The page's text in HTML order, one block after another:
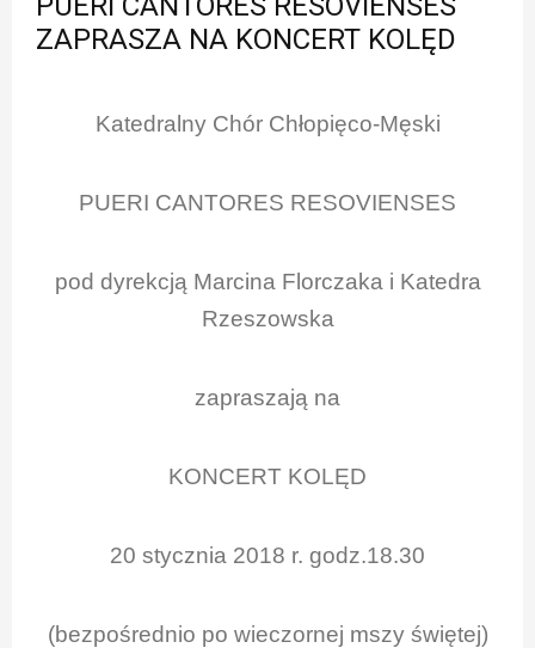
ZAPRASZA NA KONCERT KOLĘD
Katedralny Chór Chłopięco-Męski
PUERI CANTORES RESOVIENSES
pod dyrekcją Marcina Florczaka i Katedra
Rzeszowska
zapraszają na
KONCERT KOLĘD
20 stycznia 2018 r. godz.18.30
(bezpośrednio po wieczornej mszy świętej)